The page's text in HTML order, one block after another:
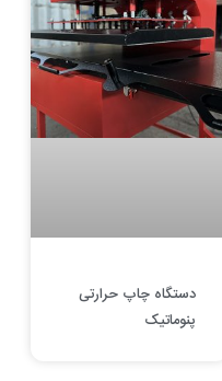
دستگاه چاپ حرارتی
پنوماتیک